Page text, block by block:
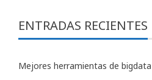
ENTRADAS RECIENTES
Mejores herramientas de